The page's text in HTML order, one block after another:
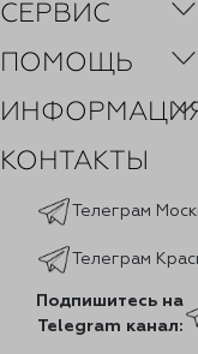
СЕРВИС
ПОМОЩЬ
КОНТАКТЫ
Телеграм
Телеграм
Подпишитесь на
Telegram канал: